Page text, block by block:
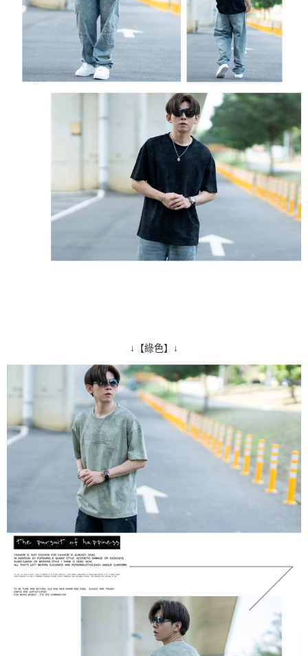
↓【綠色】↓